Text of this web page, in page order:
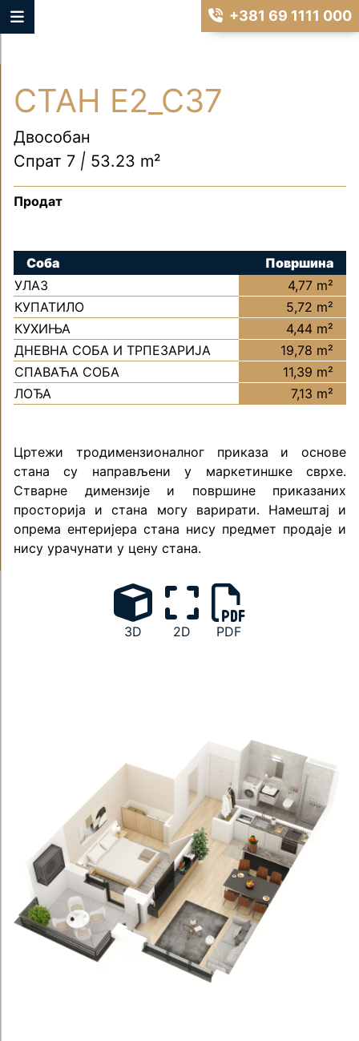
+381 69 1111 000
3D 2D PDF
СТАН Е2_С37
Двособан
Спрат 7 | 53.23 m²
Продат
Соба
Површина
УЛАЗ
4,77 m²
КУПАТИЛО
5,72 m²
КУХИЊА
4,44 m²
ДНЕВНА СОБА И ТРПЕЗАРИЈА
19,78 m²
СПАВАЋА СОБА
11,39 m²
ЛОЂА
7,13 m²
Цртежи тродимензионалног приказа и основе
стана су направљени у маркетиншке сврхе.
Стварне димензије и површине приказаних
просторија и стана могу варирати. Намештај и
опрема ентеријера стана нису предмет продаје и
нису урачунати у цену стана.